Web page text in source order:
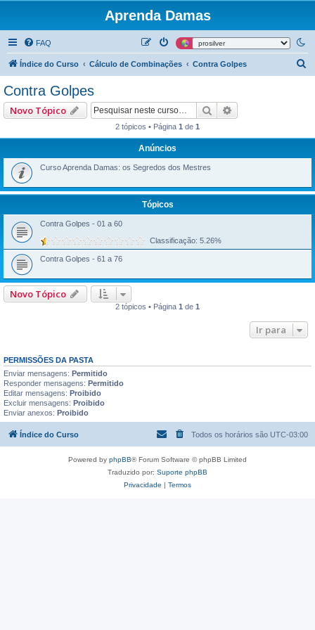
Aprenda Damas
FAQ
Índice do Curso Cálculo de Combinações Contra Golpes
r
Contra Golpes
Novo Tópico Pesquisar
2 tópicos • Página 1 de 1
Anúncios
Curso Aprenda Damas: os Segredos dos Mestres
Tópicos
Contra Golpes - 01 a 60
Classificação: 5.26%
Contra Golpes - 61 a 76
Novo Tópico
2 tópicos • Página 1 de 1
Ir para
PERMISSÕES DA PASTA
Enviar mensagens: Permitido
Responder mensagens: Permitido
Editar mensagens: Proibido
Excluir mensagens: Proibido
Enviar anexos: Proibido
Índice do Curso Todos os horários são UTC-03:00
Powered by phpBB® Forum Software © phpBB Limited
Traduzido por: Suporte phpBB
Privacidade | Termos